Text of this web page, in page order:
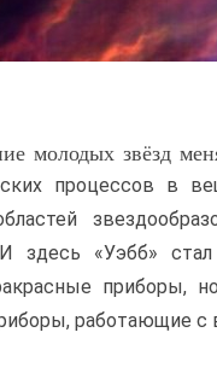
молодых звёзд
процессов в
здесь «Уэбб»
приборы,
работающие